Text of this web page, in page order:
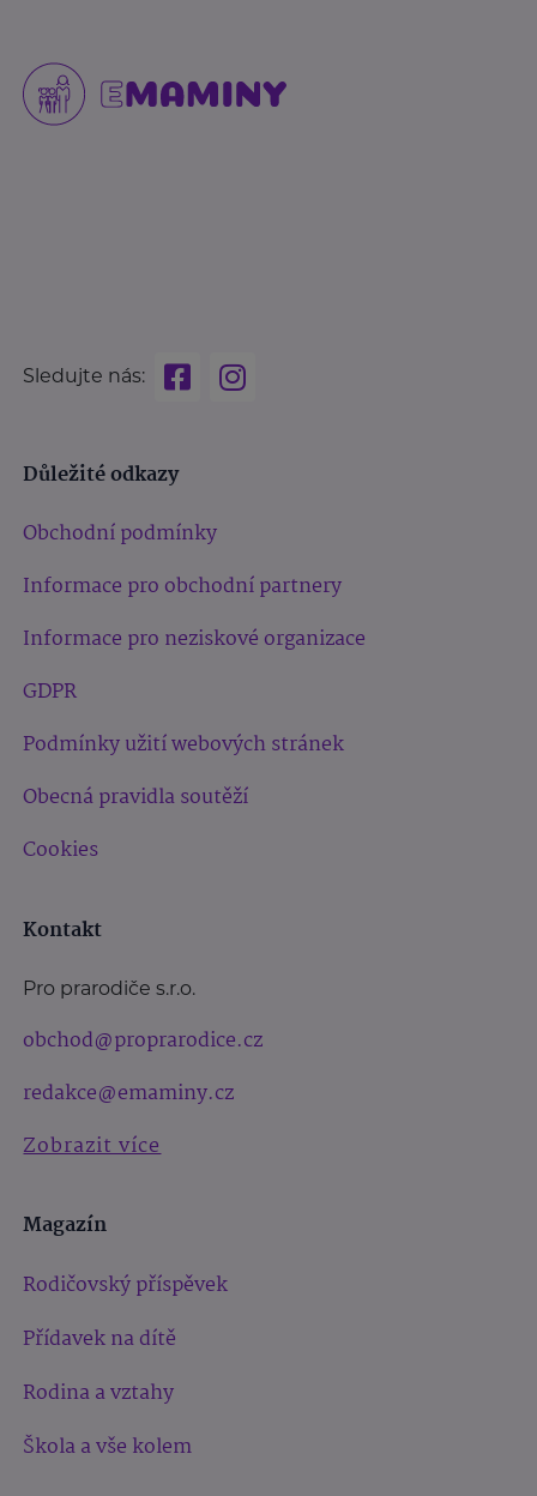
Sledujte nás:
Důležité odkazy
Obchodní podmínky
Informace pro obchodní partnery
Informace pro neziskové organizace
GDPR
Podmínky užití webových stránek
Obecná pravidla soutěží
Cookies
Kontakt
Pro prarodiče s.r.o.
obchod@proprarodice.cz
redakce@emaminy.cz
Zobrazit více
Magazín
Rodičovský příspěvek
Přídavek na dítě
Rodina a vztahy
Škola a vše kolem